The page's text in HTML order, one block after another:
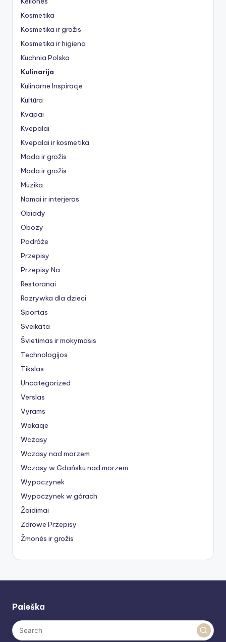
Kosmetika
Kosmetika ir grožis
Kosmetika ir higiena
Kuchnia Polska
Kulinarija
Kulinarne Inspiracje
Kultūra
Kvapai
Kvepalai
Kvepalai ir kosmetika
Mada ir grožis
Moda ir grožis
Muzika
Namai ir interjeras
Obiady
Obozy
Podróże
Przepisy
Przepisy Na
Restoranai
Rozrywka dla dzieci
Sportas
Sveikata
Švietimas ir mokymasis
Technologijos
Tikslas
Uncategorized
Verslas
Vyrams
Wakacje
Wczasy
Wczasy nad morzem
Wczasy w Gdańsku nad morzem
Wypoczynek
Wypoczynek w górach
Žaidimai
Zdrowe Przepisy
Žmonės ir grožis
Paieška